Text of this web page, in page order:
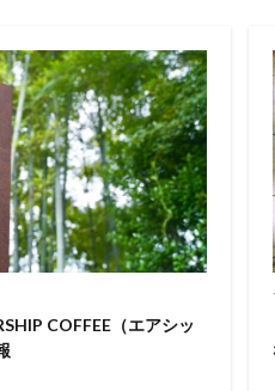
COFFEE（エアシッ